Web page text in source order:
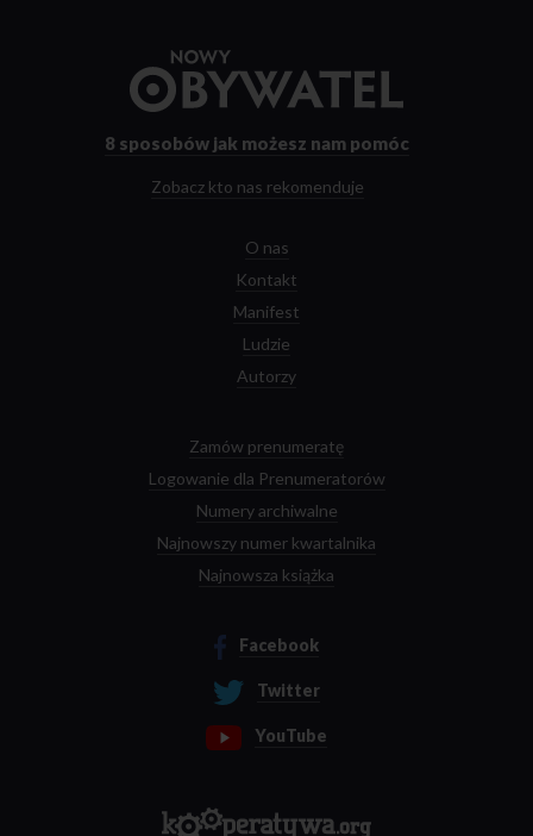
strony
8 sposobów jak możesz nam pomóc
Zobacz kto nas rekomenduje
O nas
Kontakt
Manifest
Ludzie
Autorzy
Zamów prenumeratę
Logowanie dla Prenumeratorów
Numery archiwalne
Najnowszy numer kwartalnika
Najnowsza książka
Facebook
Twitter
YouTube